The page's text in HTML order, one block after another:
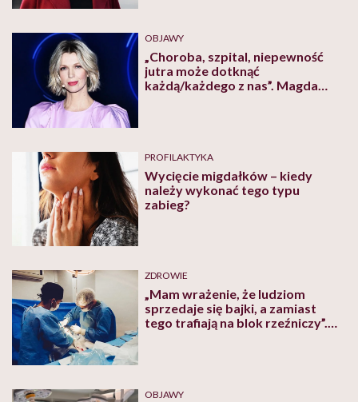
OBJAWY
„Choroba, szpital, niepewność
jutra może dotknąć
każdą/każdego z nas”. Magda
PROFILAKTYKA
Wycięcie migdałków – kiedy
należy wykonać tego typu
zabieg?
ZDROWIE
„Mam wrażenie, że ludziom
sprzedaje się bajki, a zamiast
tego trafiają na blok rzeźniczy”.
OBJAWY